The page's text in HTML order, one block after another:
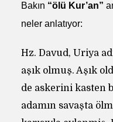
Bakın “ölü Kur’an”
neler anlatıyor:
Hz. Davud, Uriya
aşık olmuş. Aşık
de askerini kasten
adamın savaşta